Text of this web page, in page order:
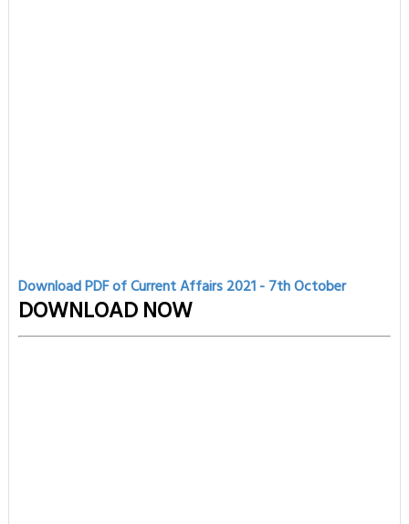
Download PDF of Current Affairs 2021 - 7thOctober
DOWNLOAD NOW